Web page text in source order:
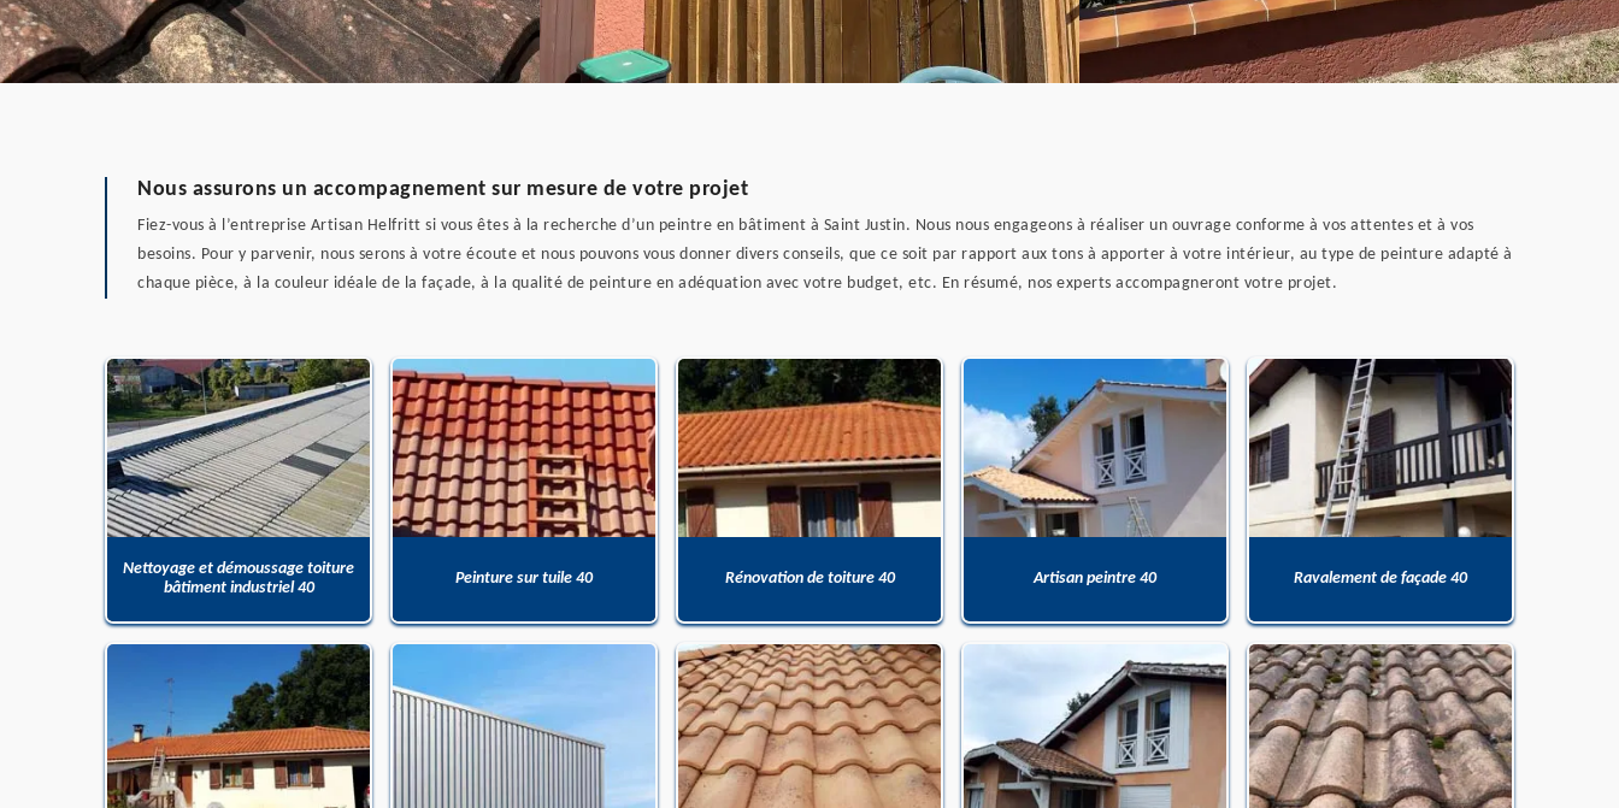
Nous assurons un accompagnement sur mesure de votre projet
Fiez-vous à l’entreprise Artisan Helfritt si vous êtes à la recherche d’un peintre en bâtiment à Saint Justin. Nous nous engageons à réaliser un ouvrage conforme à vos attentes et à vos
besoins. Pour y parvenir, nous serons à votre écoute et nous pouvons vous donner divers conseils, que ce soit par rapport aux tons à apporter à votre intérieur, au type de peinture adapté à
chaque pièce, à la couleur idéale de la façade, à la qualité de peinture en adéquation avec votre budget, etc. En résumé, nos experts accompagneront votre projet.
Nettoyage et démoussage toiture
bâtiment industriel 40
Peinture sur tuile 40 Rénovation de toiture 40 Artisan peintre 40 Ravalement de façade 40